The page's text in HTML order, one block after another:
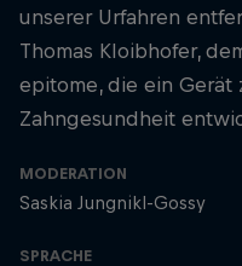
unserer Urfahren
Thomas Kloibhofer,
epitome, die ein Gerät
Zahngesundheit
MODERATION
Saskia Jungnikl-Gossy
SPRACHE